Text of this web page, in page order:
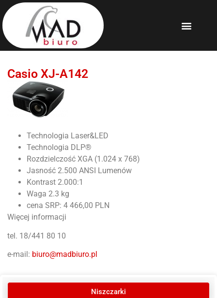
Niszczarki
Casio XJ-A142
Technologia Laser&LED
Technologia DLP®
Rozdzielczość XGA (1.024 x 768)
Jasność 2.500 ANSI Lumenów
Kontrast 2.000:1
Waga 2.3 kg
cena SRP: 4 466,00 PLN
Więcej informacji
tel. 18/441 80 10
e-mail: biuro@madbiuro.pl